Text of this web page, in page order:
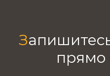
З
прямо